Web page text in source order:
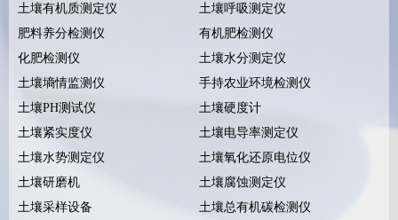
土壤有机质测定仪
土壤呼吸测定仪
肥料养分检测仪
有机肥检测仪
化肥检测仪
土壤水分测定仪
土壤墒情监测仪
手持农业环境检测仪
土壤PH测试仪
土壤硬度计
土壤紧实度仪
土壤电导率测定仪
土壤水势测定仪
土壤氧化还原电位仪
土壤研磨机
土壤腐蚀测定仪
土壤采样设备
土壤总有机碳检测仪